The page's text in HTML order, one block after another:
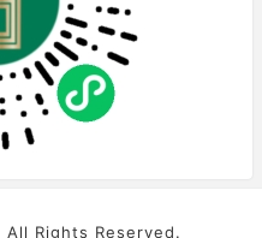
All Rights Reserved.